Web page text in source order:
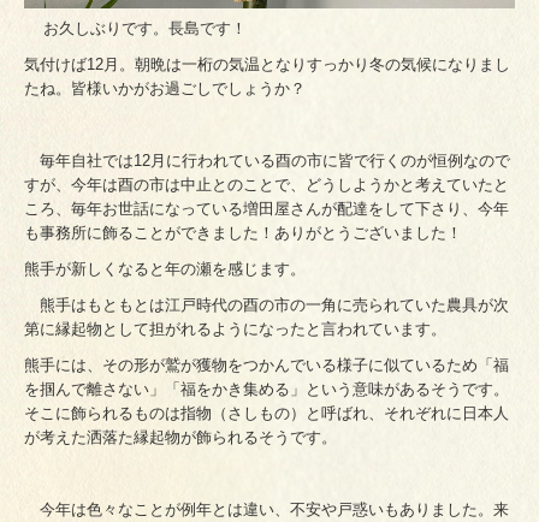
お久しぶりです。長島です！
気付けば12月。朝晩は一桁の気温となりすっかり冬の気候になりまし
たね。皆様いかがお過ごしでしょうか？
毎年自社では12月に行われている酉の市に皆で行くのが恒例なので
すが、今年は酉の市は中止とのことで、どうしようかと考えていたと
ころ、毎年お世話になっている増田屋さんが配達をして下さり、今年
も事務所に飾ることができました！ありがとうございました！
熊手が新しくなると年の瀬を感じます。
熊手はもともとは江戸時代の酉の市の一角に売られていた農具が次
第に縁起物として担がれるようになったと言われています。
熊手には、その形が鷲が獲物をつかんでいる様子に似ているため「福
を掴んで離さない」「福をかき集める」という意味があるそうです。
そこに飾られるものは指物（さしもの）と呼ばれ、それぞれに日本人
が考えた洒落た縁起物が飾られるそうです。
今年は色々なことが例年とは違い、不安や戸惑いもありました。来